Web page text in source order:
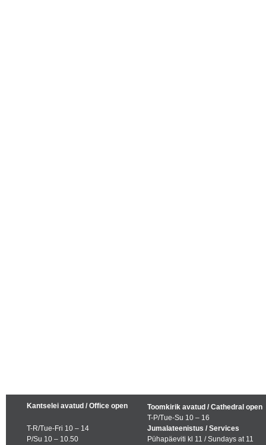
Kantselei avatud / Office open
T-R/Tue-Fri 10 – 14
P/Su 10 – 10.50
Toomkirik avatud / Cathedral open
T-P/Tue-Su 10 – 16
Jumalateenistus / Services
Pühapäeviti kl 11 / Sundays at 11